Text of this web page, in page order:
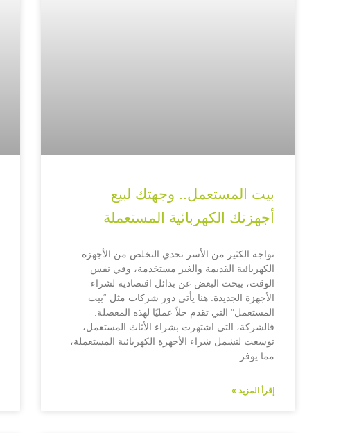
بيت المستعمل.. وجهتك لبيع
أجهزتك الكهربائية المستعملة
تواجه الكثير من الأسر تحدي التخلص من الأجهزة
الكهربائية القديمة والغير مستخدمة، وفي نفس
الوقت، يبحث البعض عن بدائل اقتصادية لشراء
الأجهزة الجديدة. هنا يأتي دور شركات مثل “بيت
المستعمل” التي تقدم حلاً عمليًا لهذه المعضلة.
فالشركة، التي اشتهرت بشراء الأثاث المستعمل،
توسعت لتشمل شراء الأجهزة الكهربائية المستعملة،
مما يوفر
إقرأ المزيد »